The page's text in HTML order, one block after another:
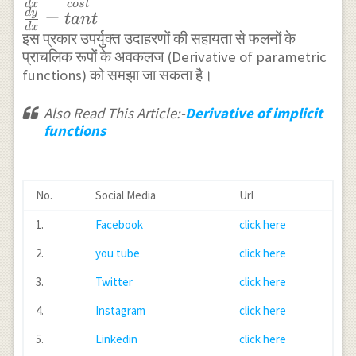
cos2t } .3{
cos }^{ 2
}t\left( -
sint \right)
3 }t.\frac {
1 }{ 2\sqrt
{ cos2t }
\\ \frac {
=\frac {
-3{ cos }^{
2 }t\quad
cos2t\quad
\\ \frac
{ dy }{
dx } =-
\frac {
cos3t }{
sin3t }
dx } =-
cot3t
}+2=0\\
{ x }^{ 3 }
{ y }^{ 3
}+1=0......
}^{ 2
}\frac { t
}{ 2 } }{
2tan\frac
{ t }{ 2 }
} \right]
=a\left[ -
{ 1 }{
2sin\frac
{ t }{ 2 }
t }{ 2 } }
\right] \\
dy }{ dx
} =\frac
{ { dy
}/{ dt }
}{ { dx
}/{ dt }
=\frac
{
a\quad
a\left[
\frac {
sint }
\right]
\frac {
dy }{
dx }
{ sint }
dx cost
dx
dy = tant
इस प्रकार उपर्युक्त उदाहरणों की सहायता से फलनों के
प्राचलिक रूपों के अवकलज (Derivative of parametric
functions) को समझा जा सकता है।
Also Read This Article:-Derivative of implicit
functions
No. Social Media
Url
1.
Facebook
click here
2.
you tube
click here
3.
Twitter
click here
4.
Instagram
click here
5.
Linkedin
click here